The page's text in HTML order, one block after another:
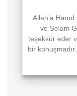
Allah’a
ve Selam
teşekkür eder
bir konuşmadır.